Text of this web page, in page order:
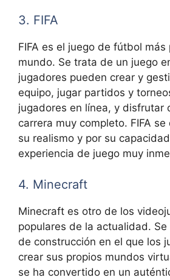
3. FIFA
FIFA es el juego de fútbol más
mundo. Se trata de un juego
jugadores pueden crear y
equipo, jugar partidos y
jugadores en línea, y disfrutar
carrera muy completo. FIFA
su realismo y por su
experiencia de juego muy
4. Minecraft
Minecraft es otro de los
populares de la actualidad.
de construcción en el que los
crear sus propios mundos
se ha convertido en un